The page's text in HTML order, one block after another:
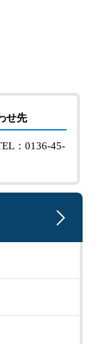
せ先
：0136-45-